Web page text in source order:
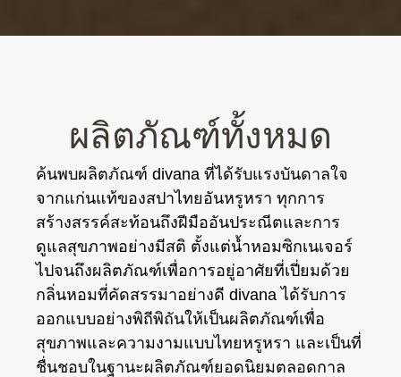
ผลิตภัณฑ์ทั้งหมด
ค้นพบผลิตภัณฑ์ divana ที่ได้รับแรงบันดาลใจ
จากแก่นแท้ของสปาไทยอันหรูหรา ทุกการ
สร้างสรรค์สะท้อนถึงฝีมืออันประณีตและการ
ดูแลสุขภาพอย่างมีสติ ตั้งแต่น้ำหอมซิกเนเจอร์
ไปจนถึงผลิตภัณฑ์เพื่อการอยู่อาศัยที่เปี่ยมด้วย
กลิ่นหอมที่คัดสรรมาอย่างดี divana ได้รับการ
ออกแบบอย่างพิถีพิถันให้เป็นผลิตภัณฑ์เพื่อ
สุขภาพและความงามแบบไทยหรูหรา และเป็นที่
ชื่นชอบในฐานะผลิตภัณฑ์ยอดนิยมตลอดกาล